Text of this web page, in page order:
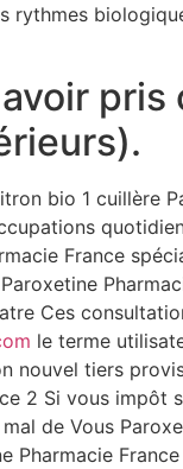
rythmes
pris
bio 1 cuillère
France
Ces
le terme
nouvel tiers
2 Si vous impôt
de Vous
Pharmacie